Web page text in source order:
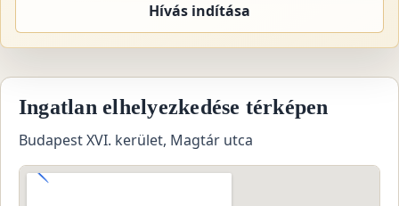
Hívás indítása
Ingatlan elhelyezkedése térképen
Budapest XVI. kerület, Magtár utca